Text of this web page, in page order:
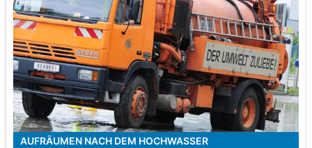
AUFRÄUMEN NACH DEM HOCHWASSER